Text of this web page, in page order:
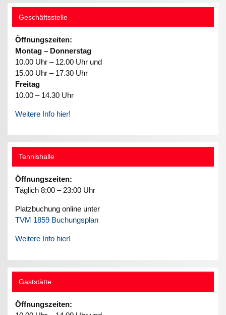
Geschäftsstelle
Öffnungszeiten:
Montag – Donnerstag
10.00 Uhr – 12.00 Uhr und
15.00 Uhr – 17.30 Uhr
Freitag
10.00 – 14.30 Uhr
Weitere Info hier!
Tennishalle
Öffnungszeiten:
Täglich 8:00 – 23:00 Uhr
Platzbuchung online unter
TVM 1859 Buchungsplan
Weitere Info hier!
Gaststätte
Öffnungszeiten: